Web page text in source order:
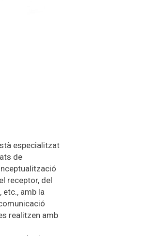
especialitzat
de
receptor, del
amb la
realitzen amb